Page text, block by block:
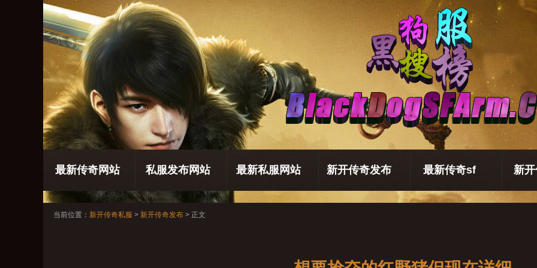
最新传奇网站 私服发布网站 最新私服网站 新开传奇发布 最新传奇sf 新
当前位置： 新开传奇私服 > 新开传奇发布 > 正文